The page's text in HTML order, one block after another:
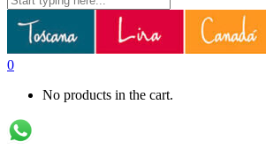
0
No products in the cart.